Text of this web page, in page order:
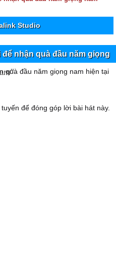
Studio
nhận quà đầu năm giọng
quà đầu năm giọng nam hiện tại
để đóng góp lời bài hát này.